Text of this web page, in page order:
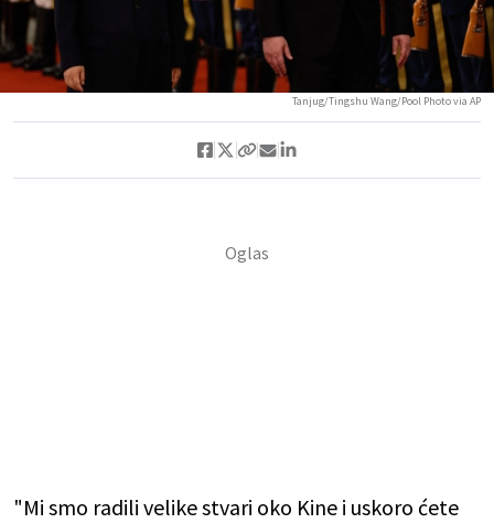
Tanjug/Tingshu Wang/Pool Photo via AP
"Mi smo radili velike stvari oko Kine i uskoro ćete